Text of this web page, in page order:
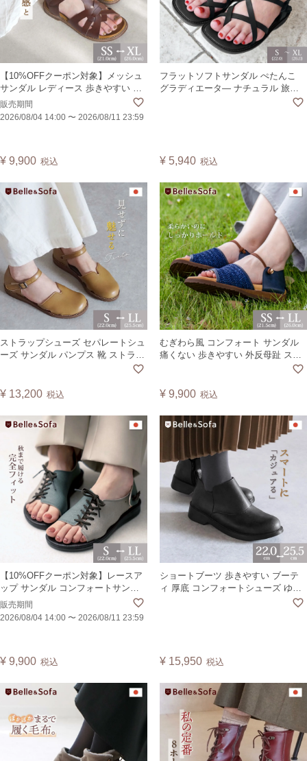
【10%OFFクーポン対象】メッシュ
サンダル レディース 歩きやすい 痛
くない フラット ローヒール カジュ
アル エスニック アジアン グラディ
販売期間
2026/08/04 14:00 〜 2026/08/11 23:59
¥ 9,900 税込
フラットソフトサンダル ぺたんこ
グラディエータ― ナチュラル 旅行
軽量 持ち運び レディース 婦人靴 日
¥ 5,940 税込
ストラップシューズ セパレートシュ
ーズ サンダル パンプス 靴 ストラッ
プ 歩きやすい 痛くない 夏 秋 フラッ
レザー 日本製 TENTO
¥ 13,200 税込
むぎわら風 コンフォート サンダル
痛くない 歩きやすい 外反母趾 スト
ロー 麦わら パナマ フラットサンダ
製 リバー RIVER
¥ 9,900 税込
【10%OFFクーポン対象】レースア
ップ サンダル コンフォートサンダ
ル フラット コンビ配色 編み上げ レ
ディース 痛くない 歩きやすい フリ
販売期間
2026/08/04 14:00 〜 2026/08/11 23:59
¥ 9,900 税込
ショートブーツ 歩きやすい ブーテ
ィ 厚底 コンフォートシューズ ゆっ
たり 軽量 外反母趾 ゆったり 横幅 靴
¥ 15,950 税込